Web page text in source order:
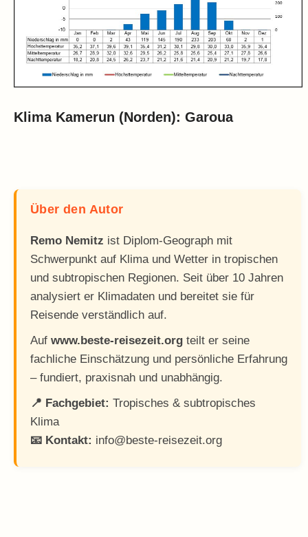
Klima Kamerun (Norden): Garoua
Über den Autor
Remo Nemitz ist Diplom-Geograph mit
Schwerpunkt auf Klima und Wetter in tropischen
und subtropischen Regionen. Seit über 10 Jahren
analysiert er Klimadaten und bereitet sie für
Reisende verständlich auf.
Auf www.beste-reisezeit.org teilt er seine
fachliche Einschätzung und persönliche Erfahrung
– fundiert, praxisnah und unabhängig.
📍 Fachgebiet: Tropisches & subtropisches
Klima
📧 Kontakt: info@beste-reisezeit.org